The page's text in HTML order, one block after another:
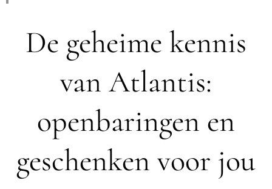
De geheime kennis
van Atlantis:
openbaringen en
geschenken voor jou